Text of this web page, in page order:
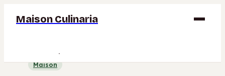
Maison Culinaria
Gastronomie
Maison